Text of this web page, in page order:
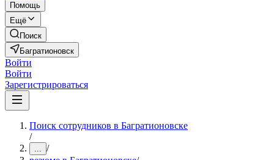
Помощь
Ещё
Поиск
Багратионовск
Войти
Войти
Зарегистрироваться
Поиск сотрудников в Багратионовске
/
... /